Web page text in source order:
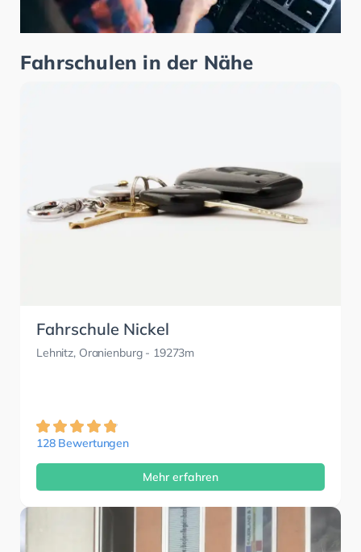
Fahrschulen in der Nähe
Fahrschule Nickel
Lehnitz, Oranienburg- 19273m
128 Bewertungen
Mehr erfahren